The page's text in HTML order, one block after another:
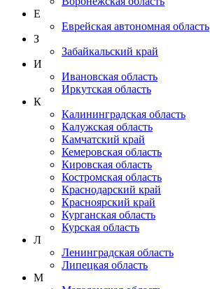
Е
Еврейская автономная область
З
Забайкальский край
И
Ивановская область
Иркутская область
К
Калининградская область
Калужская область
Камчатский край
Кемеровская область
Кировская область
Костромская область
Краснодарский край
Красноярский край
Курганская область
Курская область
Л
Ленинградская область
Липецкая область
М